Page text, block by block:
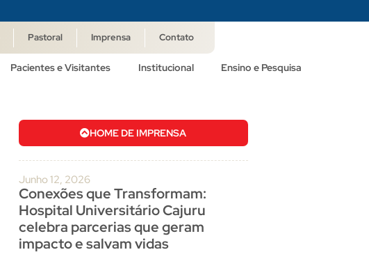
Pastoral Imprensa Contato
Pacientes e Visitantes Institucional Ensino e Pesquisa
HOME DE IMPRENSA
Junho 12, 2026
Conexões que Transformam:
Hospital Universitário Cajuru
celebra parcerias que geram
impacto e salvam vidas